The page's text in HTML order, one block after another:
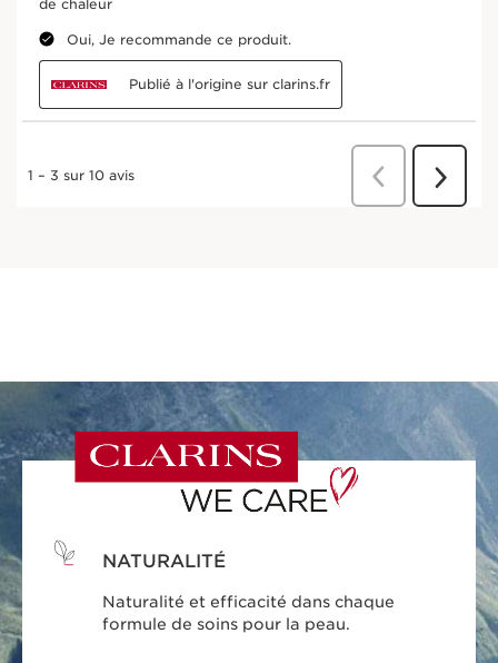
NATURALITÉ
Naturalité et efficacité dans chaque
formule de soins pour la peau.